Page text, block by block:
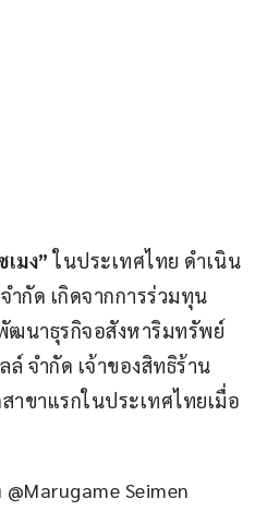
เมง” ในประเทศไทย ดำเนิน
กัด เกิดจากการร่วมทุน
นาธุรกิจอสังหาริมทรัพย์
จำกัด เจ้าของสิทธิร้าน
าขาแรกในประเทศไทยเมื่อ
Seimen